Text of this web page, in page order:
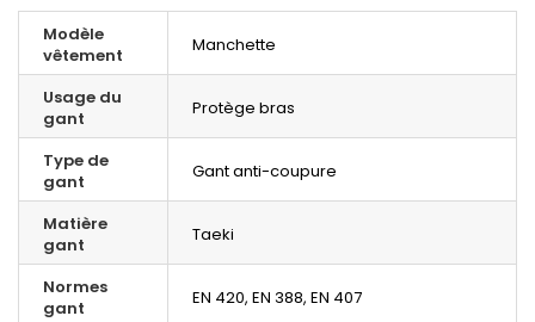
Modèle
vêtement
Manchette
Usage du
gant
Protège bras
Type de
gant
Gant anti-coupure
Matière
gant
Taeki
Normes
gant
EN 420, EN 388, EN 407